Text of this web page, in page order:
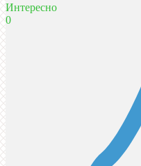
Интересно
0